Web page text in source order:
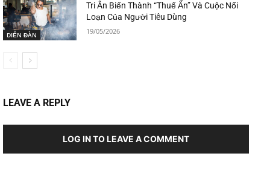
DIỄN ĐÀN
Tri Ân Biến Thành “Thuế Ẩn” Và Cuộc Nổi
Loạn Của Người Tiêu Dùng
19/05/2026
LEAVE A REPLY
LOG IN TO LEAVE A COMMENT